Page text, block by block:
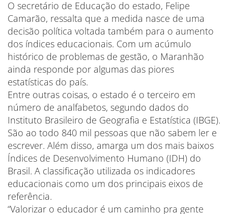
O secretário de Educação do estado, Felipe
Camarão, ressalta que a medida nasce de uma
decisão política voltada também para o aumento
dos índices educacionais. Com um acúmulo
histórico de problemas de gestão, o Maranhão
ainda responde por algumas das piores
estatísticas do país.
Entre outras coisas, o estado é o terceiro em
número de analfabetos, segundo dados do
Instituto Brasileiro de Geografia e Estatística (IBGE).
São ao todo 840 mil pessoas que não sabem ler e
escrever. Além disso, amarga um dos mais baixos
Índices de Desenvolvimento Humano (IDH) do
Brasil. A classificação utilizada os indicadores
educacionais como um dos principais eixos de
referência.
“Valorizar o educador é um caminho pra gente